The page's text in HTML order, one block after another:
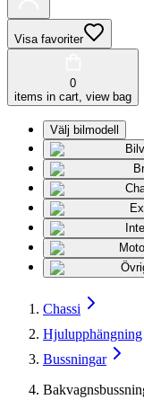
Visa favoriter
0
items in cart, view bag
Välj bilmodell
Chassi
Hjulupphängning
Bussningar